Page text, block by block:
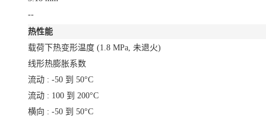
--
热性能
载荷下热变形温度 (1.8 MPa, 未退火)
线形热膨胀系数
流动 : -50 到 50°C
流动 : 100 到 200°C
横向 : -50 到 50°C